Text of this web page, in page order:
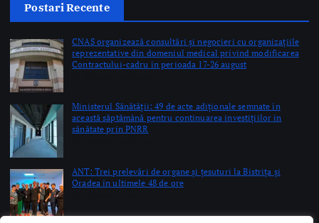
Ministerul Sănătății: 49 de acte adiționale semnate în
această săptămână pentru continuarea investițiilor în
by Briana Teodorescu
Copyright © 2026 Ro Health Review | Powered by
Group